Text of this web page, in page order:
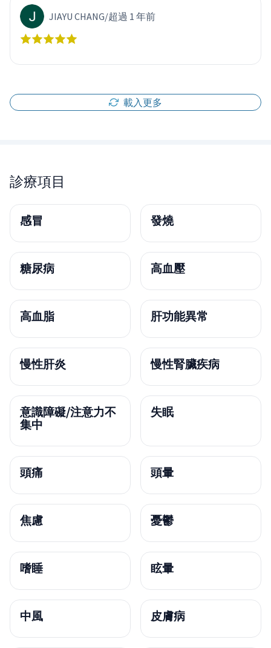
JIAYU CHANG/超過 1 年前
載入更多
診療項目
感冒 發燒
糖尿病 高血壓
高血脂 肝功能異常
慢性肝炎 慢性腎臟疾病
意識障礙/注意力不
集中
失眠
頭痛 頭暈
焦慮 憂鬱
嗜睡 眩暈
中風 皮膚病